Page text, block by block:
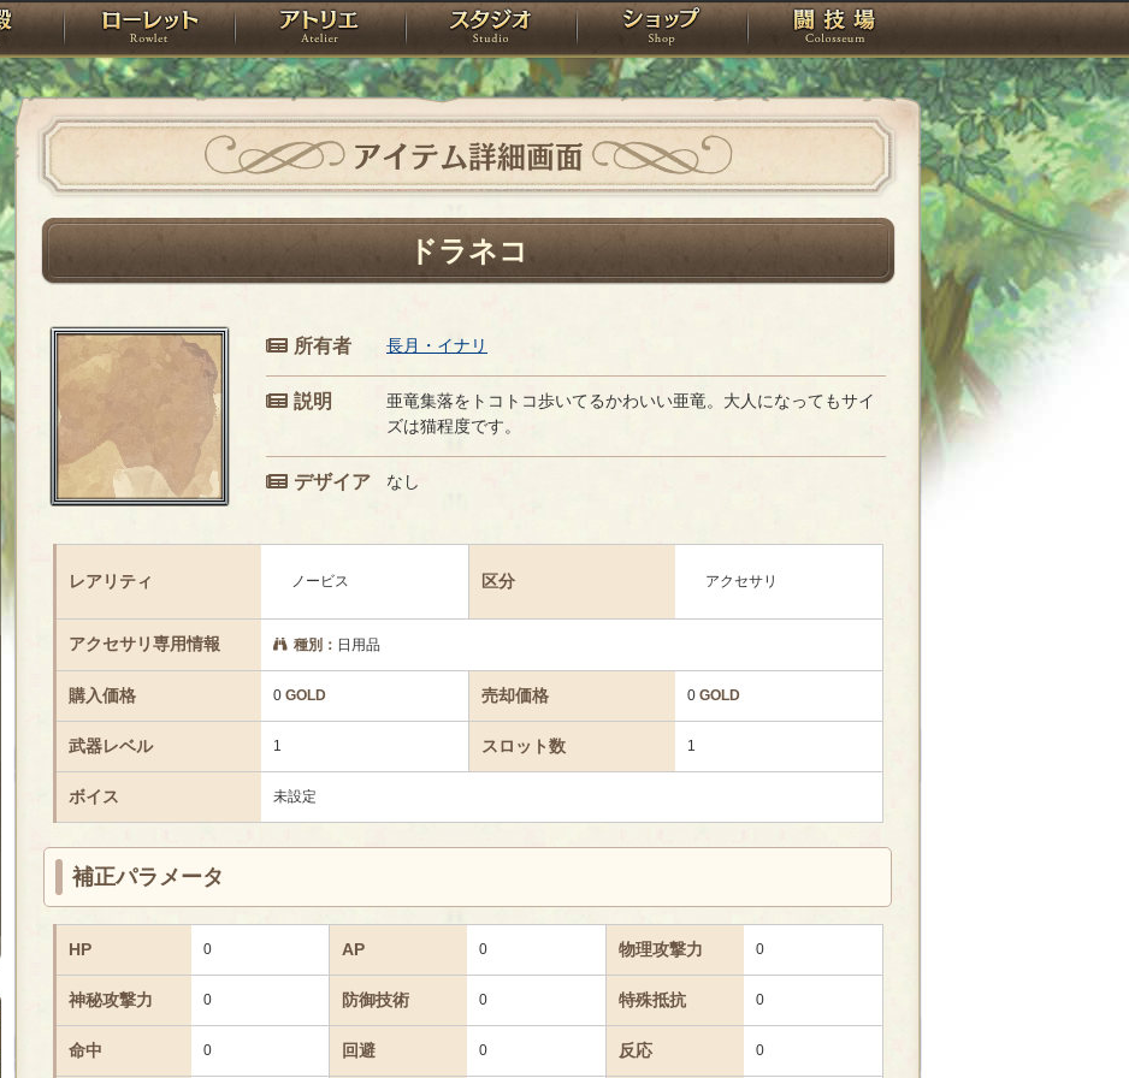
PandoraPartyProject
神殿 ローレット アトリエ スタジオ ショップ 闘技場
アイテム詳細画面
ドラネコ
所有者 長月・イナリ
説明
亜竜集落をトコトコ歩いてるかわいい亜竜。大人になってもサイ
ズは猫程度です。
デザイア なし
レアリティ ノービス 区分 アクセサリ
アクセサリ専用情報 種別： 日用品
購入価格 0 GOLD 売却価格 0 GOLD
武器レベル 1 スロット数 1
ボイス 未設定
補正パラメータ
HP 0 AP 0 物理攻撃力 0
神秘攻撃力 0 防御技術 0 特殊抵抗 0
命中 0 回避 0 反応 0